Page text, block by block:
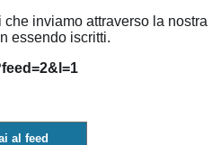
inviamo attraverso la nostra
essendo iscritti.
al feed